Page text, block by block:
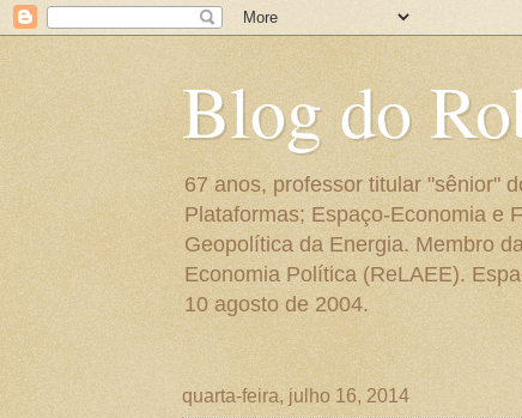
Blog do
67 anos, professor titular "sênior"
Plataformas; Espaço-Economia e
Geopolítica da Energia. Membro
Economia Política (ReLAEE).
10 agosto de 2004.
quarta-feira, julho 16, 2014